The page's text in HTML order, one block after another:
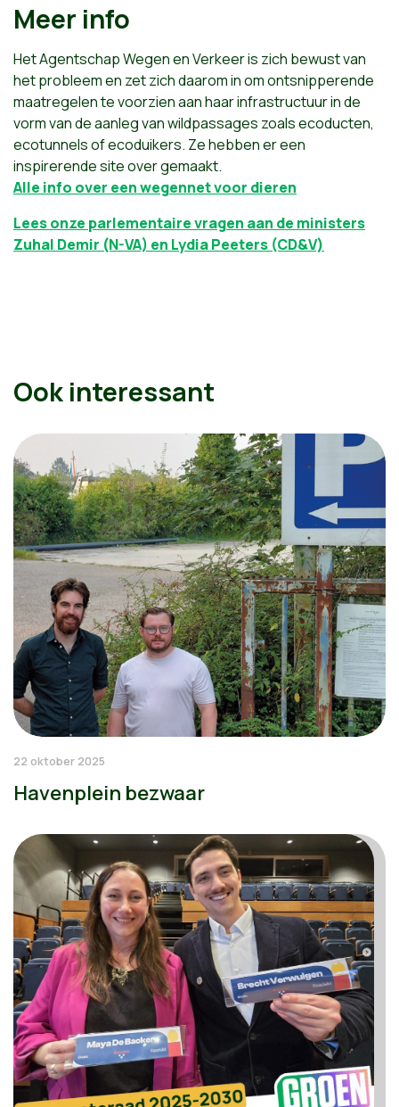
Meer info
Het Agentschap Wegen en Verkeer is zich bewust van
het probleem en zet zich daarom in om ontsnipperende
maatregelen te voorzien aan haar infrastructuur in de
vorm van de aanleg van wildpassages zoals ecoducten,
ecotunnels of ecoduikers. Ze hebben er een
inspirerende site over gemaakt.
Alle info over een wegennet voor dieren
Lees onze parlementaire vragen aan de ministers
Zuhal Demir (N-VA) en Lydia Peeters (CD&V)
Ook interessant
22 oktober 2025
Havenplein bezwaar